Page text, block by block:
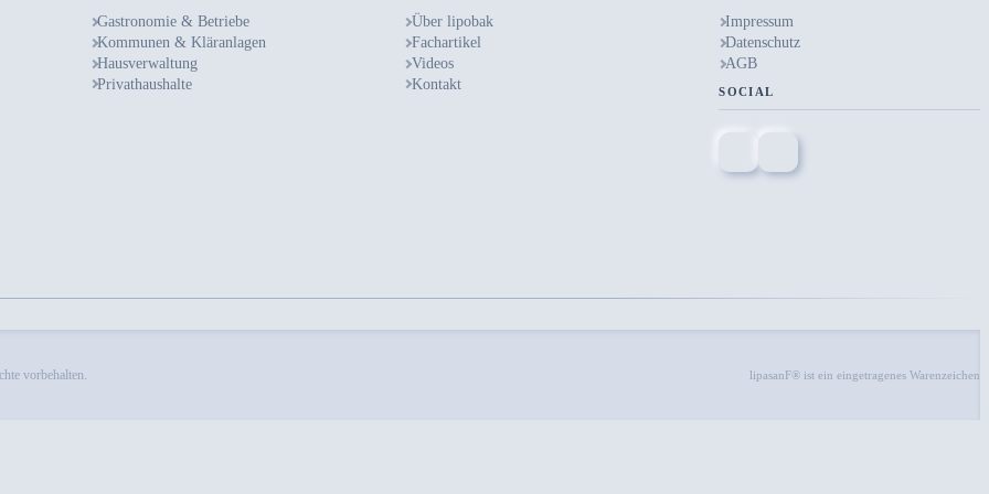
Gastronomie & Betriebe
Kommunen & Kläranlagen
Hausverwaltung
Privathaushalte
Über lipobak
Fachartikel
Videos
Kontakt
Impressum
Datenschutz
AGB
SOCIAL
vorbehalten. lipasanF® ist ein eingetragenes Warenzeichen